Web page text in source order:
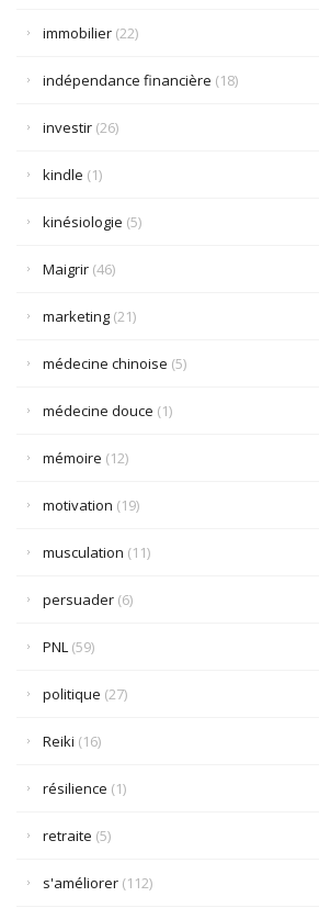
immobilier (22)
indépendance financière (18)
investir (26)
kindle (1)
kinésiologie (5)
Maigrir (46)
marketing (21)
médecine chinoise (5)
médecine douce (1)
mémoire (12)
motivation (19)
musculation (11)
persuader (6)
PNL (59)
politique (27)
Reiki (16)
résilience (1)
retraite (5)
s'améliorer (112)